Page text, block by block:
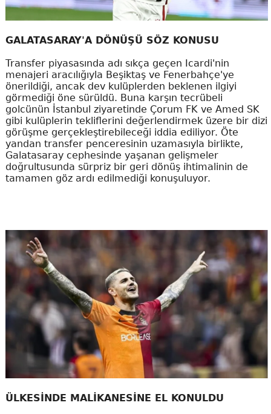
GALATASARAY'A DÖNÜŞÜ SÖZ KONUSU
Transfer piyasasında adı sıkça geçen Icardi'nin
menajeri aracılığıyla Beşiktaş ve Fenerbahçe'ye
önerildiği, ancak dev kulüplerden beklenen ilgiyi
görmediği öne sürüldü. Buna karşın tecrübeli
golcünün İstanbul ziyaretinde Çorum FK ve Amed SK
gibi kulüplerin tekliflerini değerlendirmek üzere bir dizi
görüşme gerçekleştirebileceği iddia ediliyor. Öte
yandan transfer penceresinin uzamasıyla birlikte,
Galatasaray cephesinde yaşanan gelişmeler
doğrultusunda sürpriz bir geri dönüş ihtimalinin de
tamamen göz ardı edilmediği konuşuluyor.
ÜLKESİNDE MALİKANESİNE EL KONULDU